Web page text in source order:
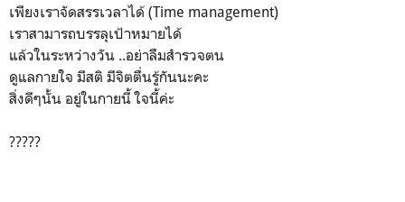
เพียงเราจัดสรรเวลาได้ (Time management)
เราสามารถบรรลุเป้าหมายได้
แล้วในระหว่างวัน ..อย่าลืมสำรวจตน
ดูแลกายใจ มีสติ มีจิตตื่นรู้กันนะคะ
สิ่งดีๆนั้น อยู่ในกายนี้ ใจนี้ค่ะ
?????